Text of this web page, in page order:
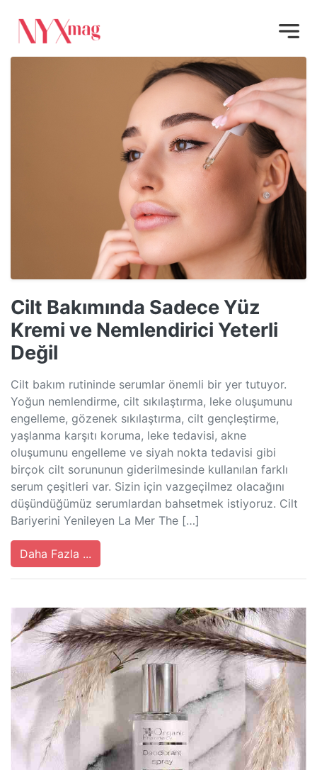
Cilt Bakımında Sadece Yüz
Kremi ve Nemlendirici Yeterli
Değil
Cilt bakım rutininde serumlar önemli bir yer tutuyor.
Yoğun nemlendirme, cilt sıkılaştırma, leke oluşumunu
engelleme, gözenek sıkılaştırma, cilt gençleştirme,
yaşlanma karşıtı koruma, leke tedavisi, akne
oluşumunu engelleme ve siyah nokta tedavisi gibi
birçok cilt sorununun giderilmesinde kullanılan farklı
serum çeşitleri var. Sizin için vazgeçilmez olacağını
düşündüğümüz serumlardan bahsetmek istiyoruz. Cilt
Bariyerini Yenileyen La Mer The […]
Daha Fazla ...